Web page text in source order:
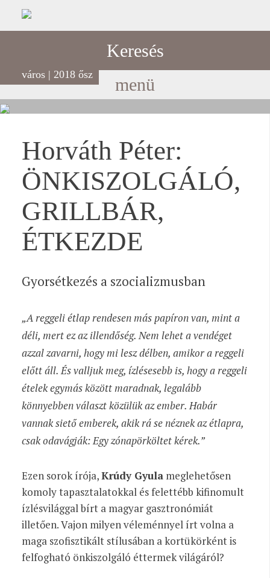
Keresés
menü
város | 2018 ősz
Horváth Péter:
ÖNKISZOLGÁLÓ,
GRILLBÁR,
ÉTKEZDE
Gyorsétkezés a szocializmusban
„A reggeli étlap rendesen más papíron van, mint a
déli, mert ez az illendőség. Nem lehet a vendéget
azzal zavarni, hogy mi lesz délben, amikor a reggeli
előtt áll. És valljuk meg, ízlésesebb is, hogy a reggeli
ételek egymás között maradnak, legalább
könnyebben választ közülük az ember. Habár
vannak siető emberek, akik rá se néznek az étlapra,
csak odavágják: Egy zónapörköltet kérek.”
Ezen sorok írója,Krúdy Gyulameglehetősen
komoly tapasztalatokkal és felettébb kifinomult
ízlésvilággal bírt a magyar gasztronómiát
illetően. Vajon milyen véleménnyel írt volna a
maga szofisztikált stílusában a kortükörként is
felfogható önkiszolgáló éttermek világáról?